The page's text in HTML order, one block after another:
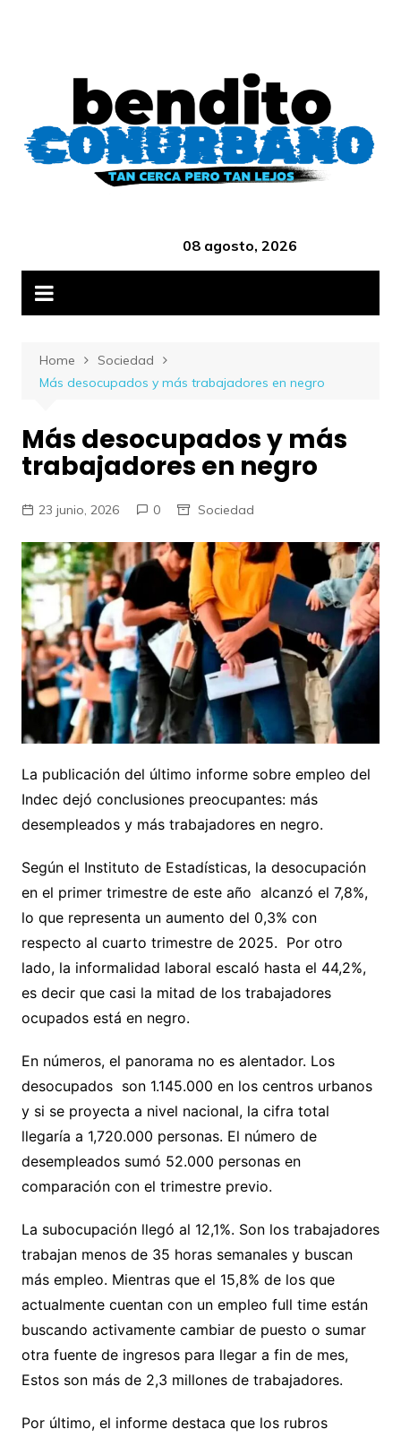
08 agosto, 2026
Home
Sociedad
Más desocupados y más trabajadores en negro
Más desocupados y más
trabajadores en negro
23 junio, 2026 0 Sociedad
La publicación del último informe sobre empleo del
Indec dejó conclusiones preocupantes: más
desempleados y más trabajadores en negro.
Según el Instituto de Estadísticas, la desocupación
en el primer trimestre de este año alcanzó el 7,8%,
lo que representa un aumento del 0,3% con
respecto al cuarto trimestre de 2025. Por otro
lado, la informalidad laboral escaló hasta el 44,2%,
es decir que casi la mitad de los trabajadores
ocupados está en negro.
En números, el panorama no es alentador. Los
desocupados son 1.145.000 en los centros urbanos
y si se proyecta a nivel nacional, la cifra total
llegaría a 1,720.000 personas. El número de
desempleados sumó 52.000 personas en
comparación con el trimestre previo.
La subocupación llegó al 12,1%. Son los trabajadores
trabajan menos de 35 horas semanales y buscan
más empleo. Mientras que el 15,8% de los que
actualmente cuentan con un empleo full time están
buscando activamente cambiar de puesto o sumar
otra fuente de ingresos para llegar a fin de mes,
Estos son más de 2,3 millones de trabajadores.
Por último, el informe destaca que los rubros